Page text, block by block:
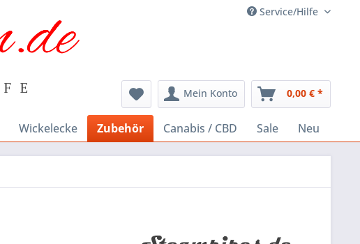
Service/Hilfe
Mein Konto 0,00 € *
Wickelecke Zubehör Canabis / CBD Sale Neu